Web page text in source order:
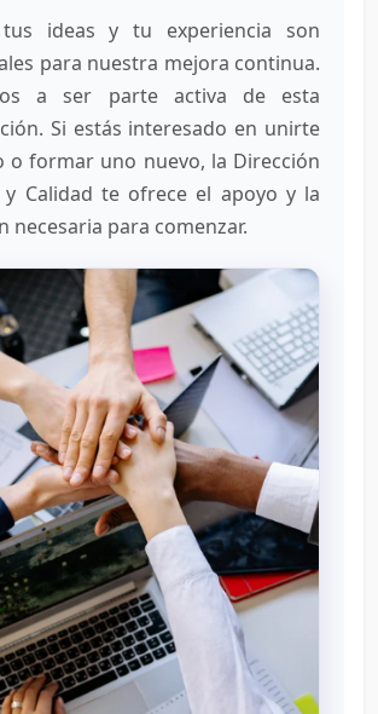
ideas y tu experiencia son
para nuestra mejora continua.
a ser parte activa de esta
Si estás interesado en unirte
o formar uno nuevo, la Dirección
y Calidad te ofrece el apoyo y la
necesaria para comenzar.